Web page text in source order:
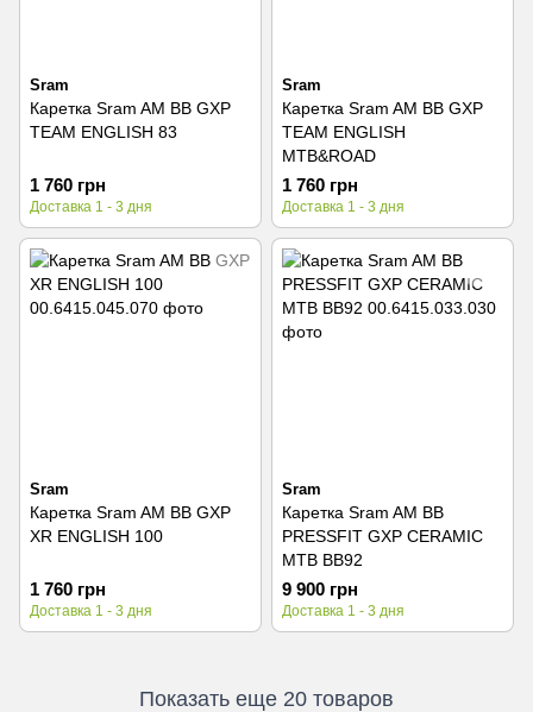
Sram
Каретка Sram AM BB GXP
TEAM ENGLISH 83
1 760 грн
Доставка 1 - 3 дня
Sram
Каретка Sram AM BB GXP
TEAM ENGLISH
MTB&ROAD
1 760 грн
Доставка 1 - 3 дня
Sram
Каретка Sram AM BB GXP
XR ENGLISH 100
1 760 грн
Доставка 1 - 3 дня
Sram
Каретка Sram AM BB
PRESSFIT GXP CERAMIC
MTB BB92
9 900 грн
Доставка 1 - 3 дня
Показать еще 20 товаров